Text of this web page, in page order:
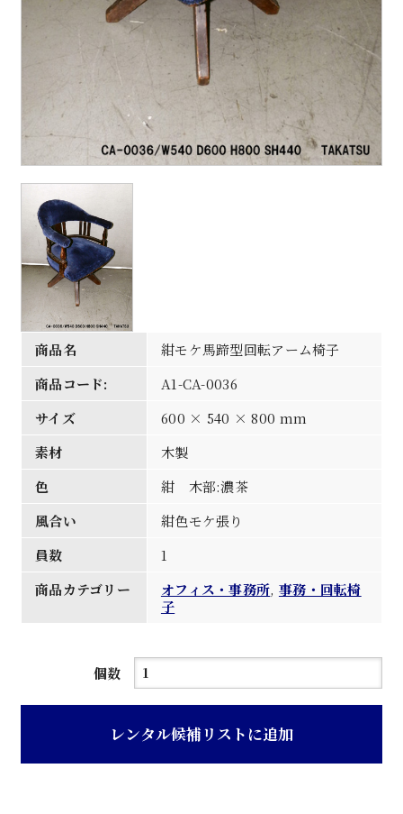
商品名
紺モケ馬蹄型回転アーム椅子
商品コード:
A1-CA-0036
サイズ
600 × 540 × 800 mm
素材
木製
色
紺 木部:濃茶
風合い
紺色モケ張り
員数
1
商品カテゴリー
オフィス・事務所, 事務・回転椅
子
個数
紺
馬
レンタル候補リストに追加